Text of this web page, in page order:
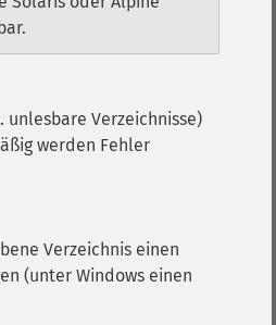
unlesbare Verzeichnisse)
werden Fehler
Verzeichnis einen
(unter Windows einen